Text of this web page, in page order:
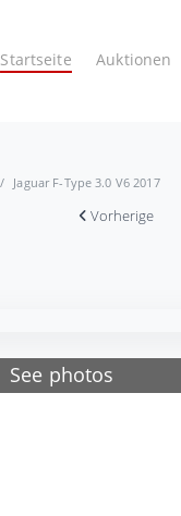
Startseite Auktionen
Jaguar F-Type 3.0 V6 2017
Vorherige
See photos